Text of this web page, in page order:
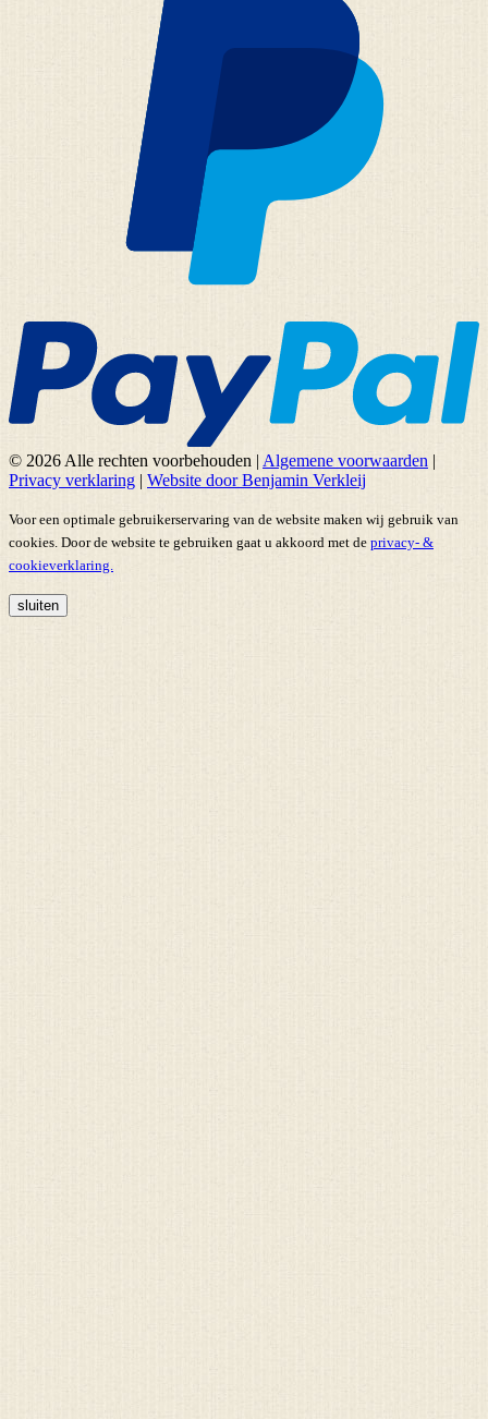
© 2026 Alle rechten voorbehouden | Algemene voorwaarden |
Privacy verklaring | Website door Benjamin Verkleij
Voor een optimale gebruikerservaring van de website maken wij gebruik van
cookies. Door de website te gebruiken gaat u akkoord met de privacy- &
cookieverklaring.
sluiten